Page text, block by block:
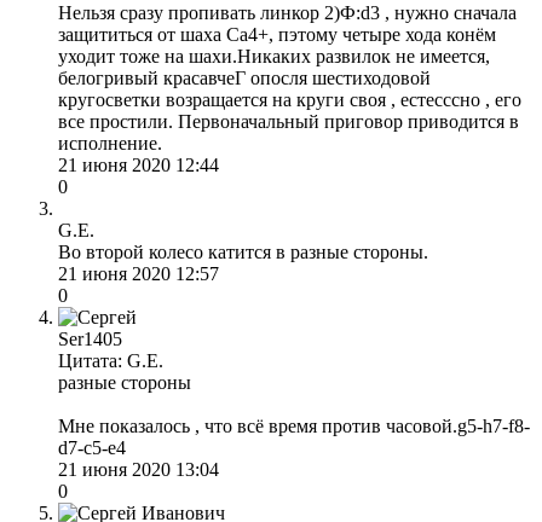
Нельзя сразу пропивать линкор 2)Ф:d3 , нужно сначала
защититься от шаха Са4+, пэтому четыре хода конём
уходит тоже на шахи.Никаких развилок не имеется,
белогривый красавчеГ опосля шестиходовой
кругосветки возращается на круги своя , естесссно , его
все простили. Первоначальный приговор приводится в
исполнение.
21 июня 2020 12:44
0
G.E.
Во второй колесо катится в разные стороны.
21 июня 2020 12:57
0
Ser1405
Цитата: G.E.
разные стороны
Мне показалось , что всё время против часовой.g5-h7-f8-
d7-c5-e4
21 июня 2020 13:04
0